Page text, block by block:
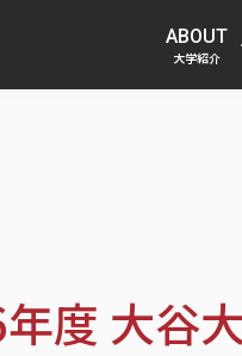
ABOUT
大学紹介
度 大谷